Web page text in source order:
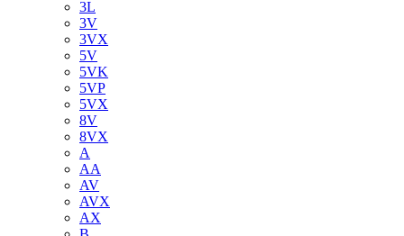
3L
3V
3VX
5V
5VK
5VP
5VX
8V
8VX
A
AA
AV
AVX
AX